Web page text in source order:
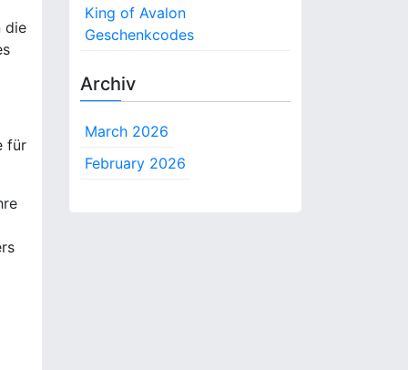
die
für
King of Avalon
Geschenkcodes
Archiv
March 2026
February 2026